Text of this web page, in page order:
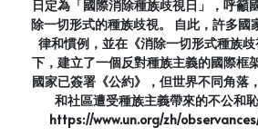
日定為「國際消除種族歧視日」，呼籲
除一切形式的種族歧視。 自此，許多國
律和慣例，並在《消除一切形式種族
下，建立了一個反對種族主義的國際框
國家已簽署《公約》，但世界不同角落
和社區遭受種族主義帶來的不公和
https://www.un.org/zh/